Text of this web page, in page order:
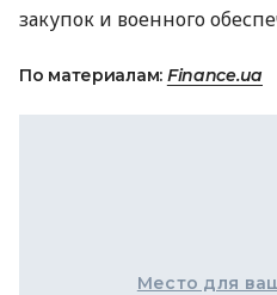
закупок и военного
По материалам: Finance.ua
Место для